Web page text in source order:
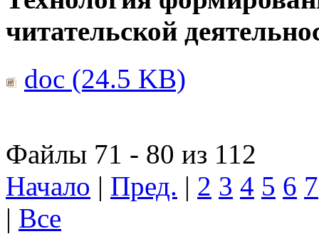
читательской
doc (24.5 KB)
Файлы 71 - 80 из 112
Начало | Пред. | 2 3 4 5 6 7
| Все